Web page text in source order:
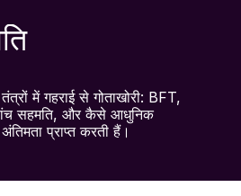
में गहराई से गोताखोरी: BFT,
सहमति, और कैसे आधुनिक
प्राप्त करती हैं।